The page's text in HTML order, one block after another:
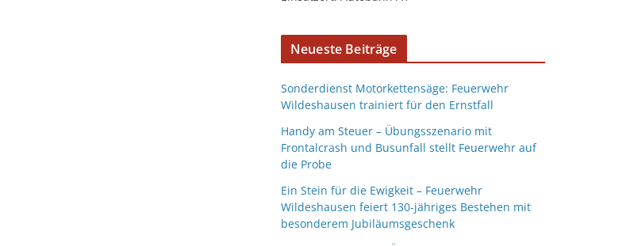
Neueste Beiträge
Sonderdienst Motorkettensäge: Feuerwehr
Wildeshausen trainiert für den Ernstfall
Handy am Steuer – Übungsszenario mit
Frontalcrash und Busunfall stellt Feuerwehr auf
die Probe
Ein Stein für die Ewigkeit – Feuerwehr
Wildeshausen feiert 130-jähriges Bestehen mit
besonderem Jubiläumsgeschenk